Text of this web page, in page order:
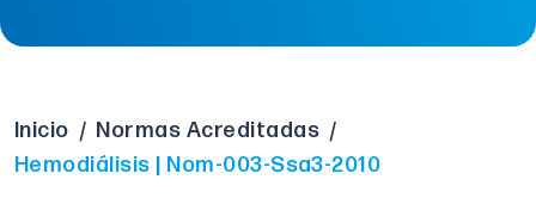
Inicio / Normas Acreditadas /
Hemodiálisis | Nom-003-Ssa3-2010